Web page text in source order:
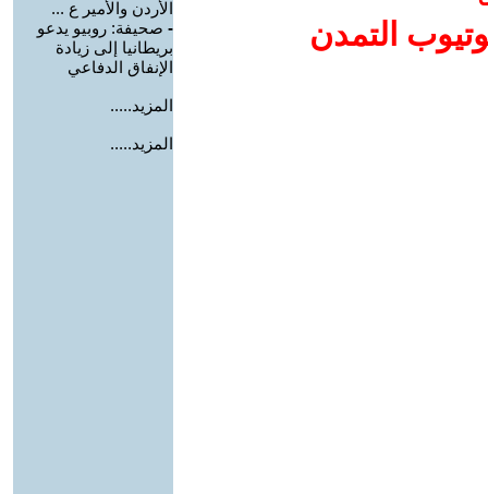
التمدن
الأردن والأمير ع ...
- صحيفة: روبيو يدعو
بريطانيا إلى زيادة
الإنفاق الدفاعي
المزيد.....
المزيد.....